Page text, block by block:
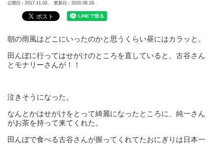
公開日：2017.11.02. 更新日：2020.08.19.
朝の雨風はどこにいったのかと思うくらい昼にはカラッと。
田んぼに行ってはせがけのところを直していると、古谷さん
とモナリーさんが！！
泣きそうになった。
なんとかはせがけをとって綺麗になったところに、純一さん
がお茶を持って来てくれた。
田んぼで食べる古谷さんが握ってくれてたおにぎりは日本一